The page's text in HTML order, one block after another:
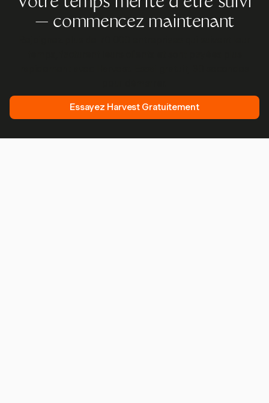
— commencez maintenant
Essayez Harvest Gratuitement